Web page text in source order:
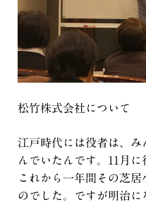
松竹株式会社について
江戸時代には役者は、
んでいたんです。11月に
これから一年間その芝
のでした。ですが明治